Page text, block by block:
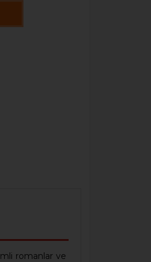
romanlar ve